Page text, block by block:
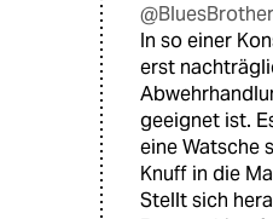
In so einer
erst
geeignet ist.
eine Watsche
Knuff in die
Stellt sich